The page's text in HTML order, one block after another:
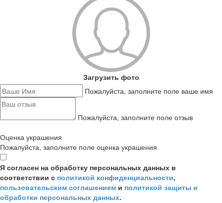
Загрузить фото
Пожалуйста, заполните поле ваше имя
Пожалуйста, заполните поле отзыв
Оценка украшения
Пожалуйста, заполните поле оценка украшения
Я согласен на обработку персональных данных в
соответствии с политикой конфиденциальности,
пользовательским соглашением и политикой защиты и
обработки персональных данных.